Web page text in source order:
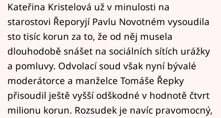
Sledujte nás
Kateřina Kristelová už v minulosti na
starostovi Řeporyjí Pavlu Novotném vysoudila
sto tisíc korun za to, že od něj musela
dlouhodobě snášet na sociálních sítích urážky
a pomluvy. Odvolací soud však nyní bývalé
moderátorce a manželce Tomáše Řepky
přisoudil ještě vyšší odškodné v hodnotě čtvrt
milionu korun. Rozsudek je navíc pravomocný,